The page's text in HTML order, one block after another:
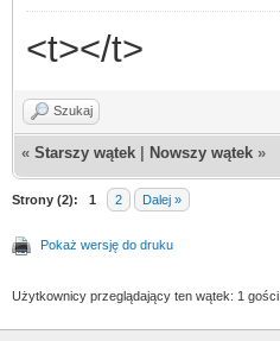
<t></t>
Szukaj
« Starszy wątek Nowszy wątek »
Strony (2): 1 2 Dalej »
Pokaż wersję do druku
Użytkownicy przeglądający ten wątek: 1 gości